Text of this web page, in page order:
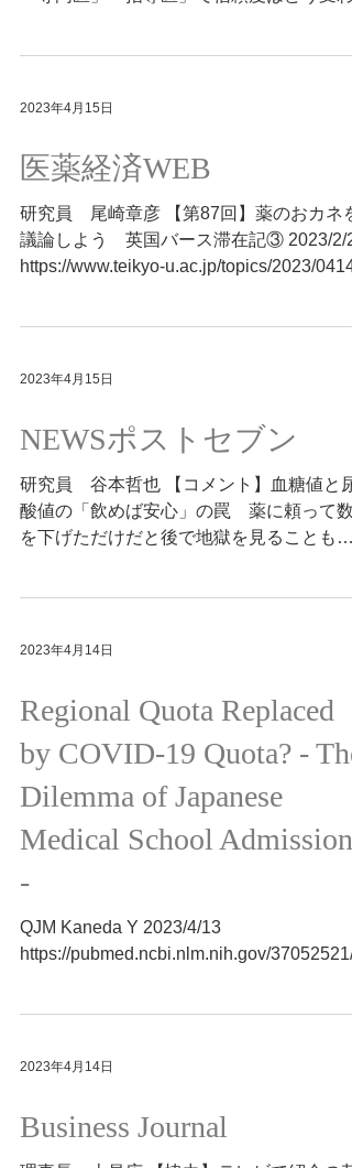
2023年4月15日
医薬経済WEB
研究員 尾崎章彦 【第87回】薬のおカネを
議論しよう 英国バース滞在記③ 2023/2/
https://www.teikyo-u.ac.jp/topics/2023/0414
2023年4月15日
NEWSポストセブン
研究員 谷本哲也 【コメント】血糖値と尿
酸値の「飲めば安心」の罠 薬に頼って数
を下げただけだと後で地獄を見ることも
2023年4月14日
Regional Quota Replaced
by COVID-19 Quota? - The
Dilemma of Japanese
Medical School Admissions
-
QJM Kaneda Y 2023/4/13
https://pubmed.ncbi.nlm.nih.gov/37052521/
2023年4月14日
Business Journal